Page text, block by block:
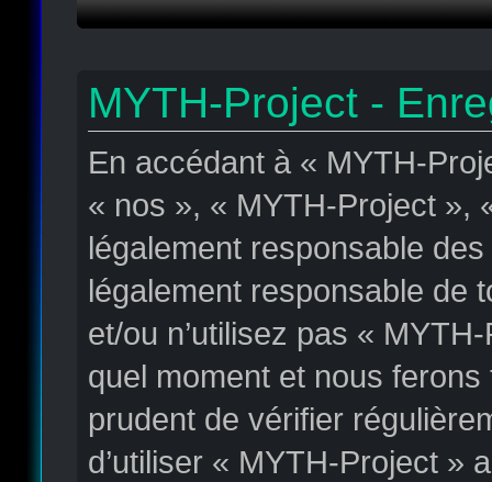
MYTH-Project -
En accédant à « MYTH-
« nos », « MYTH-Project »,
légalement responsable
légalement responsable de
et/ou n’utilisez pas «
quel moment et nous
prudent de vérifier
d’utiliser « MYTH-Project »